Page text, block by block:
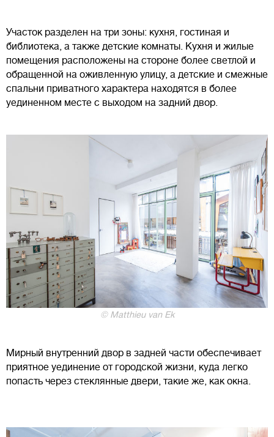
Участок разделен на три зоны: кухня, гостиная и
библиотека, а также детские комнаты. Кухня и жилые
помещения расположены на стороне более светлой и
обращенной на оживленную улицу, а детские и смежные
спальни приватного характера находятся в более
уединенном месте с выходом на задний двор.
© Matthieu van Ek
Мирный внутренний двор в задней части обеспечивает
приятное уединение от городской жизни, куда легко
попасть через стеклянные двери, такие же, как окна.